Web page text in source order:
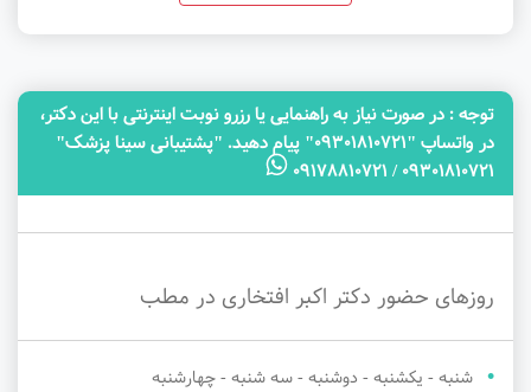
توجه‌ : در صورت نیاز به راهنمایی یا رزرو نوبت اینترنتی با این دکتر،
در واتساپ "09301810721" پیام دهید. "پشتیبانی سینا پزشک"
09301810721 / 09178810721
روزهای حضور دکتر اکبر افتخاری در مطب
شنبه - یکشنبه - دوشنبه - سه شنبه - چهارشنبه